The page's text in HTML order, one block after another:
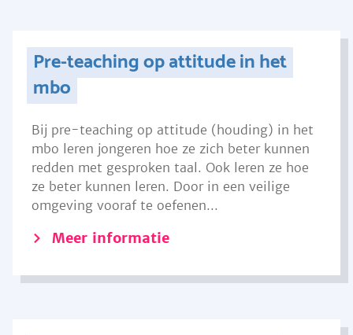
Pre-teaching op attitude in het
mbo
Bij pre-teaching op attitude (houding) in het
mbo leren jongeren hoe ze zich beter kunnen
redden met gesproken taal. Ook leren ze hoe
ze beter kunnen leren. Door in een veilige
omgeving vooraf te oefenen...
Meer informatie